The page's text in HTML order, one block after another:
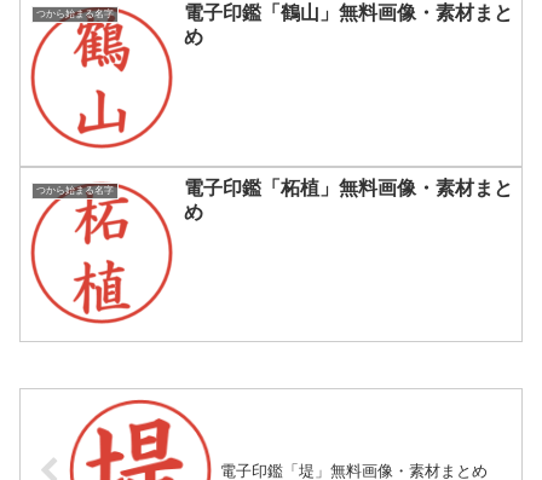
つから始まる名字
電子印鑑「鶴山」無料画像・素材まと
め
つから始まる名字
電子印鑑「柘植」無料画像・素材まと
め
電子印鑑「堤」無料画像・素材まとめ